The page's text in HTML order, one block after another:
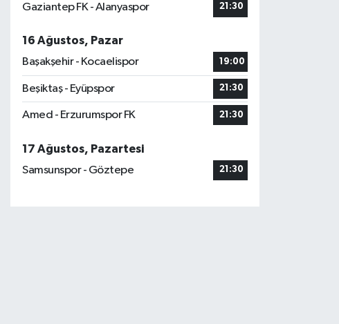
Gaziantep FK - Alanyaspor 21:30
16 Ağustos, Pazar
Başakşehir - Kocaelispor
19:00
Beşiktaş - Eyüpspor 21:30
Amed - Erzurumspor FK 21:30
17 Ağustos, Pazartesi
Samsunspor - Göztepe
21:30